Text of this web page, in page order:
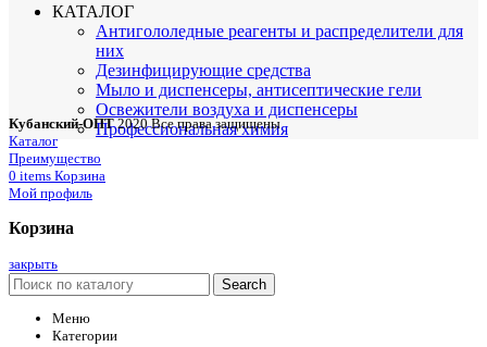
КАТАЛОГ
Антигололедные реагенты и распределители для
них
Дезинфицирующие средства
Мыло и диспенсеры, антисептические гели
Освежители воздуха и диспенсеры
Профессиональная химия
Кубанский-ОПТ 2020 Все права защищены
Каталог
Преимущество
0 items Корзина
Мой профиль
Корзина
закрыть
Search
Меню
Категории